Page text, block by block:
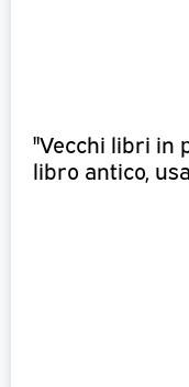
"Vecchi libri in
libro antico,